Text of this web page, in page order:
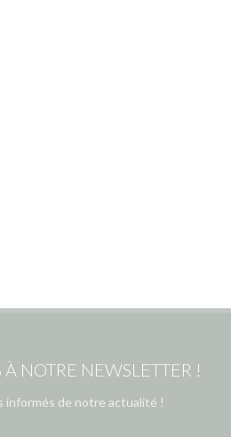
NOTRE NEWSLETTER !
informés de notre actualité !